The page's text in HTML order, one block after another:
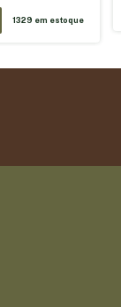
1329 em estoque